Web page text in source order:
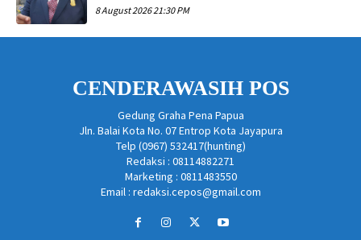
8 August 2026 21:30 PM
CENDERAWASIH POS
Gedung Graha Pena Papua
Jln. Balai Kota No. 07 Entrop Kota Jayapura
Telp (0967) 532417(hunting)
Redaksi : 08114882271
Marketing : 0811483550
Email : redaksi.cepos@gmail.com